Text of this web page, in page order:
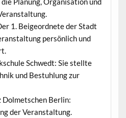
1. Beigeordnete der Stadt
persönlich und
Schwedt: Sie stellte
und Bestuhlung zur
Dolmetschen Berlin:
der Veranstaltung.